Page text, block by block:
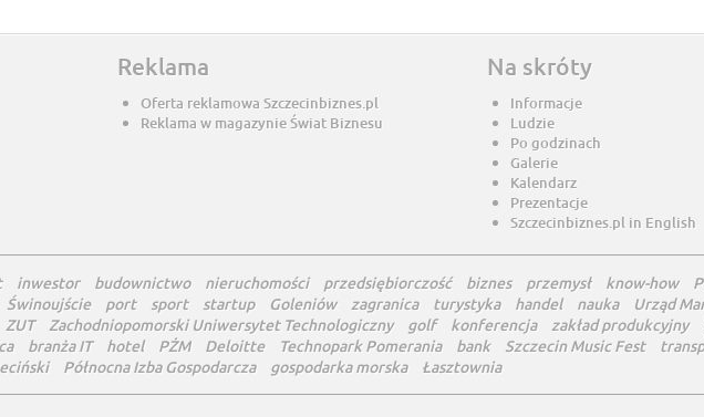
Reklama
Oferta reklamowa Szczecinbiznes.pl
Reklama w magazynie Świat Biznesu
Na skróty
Informacje
Ludzie
Po godzinach
Galerie
Kalendarz
Prezentacje
Szczecinbiznes.pl in English
inwestor budownictwo nieruchomości przedsiębiorczość biznes przemysł know-how
Świnoujście port sport startup Goleniów zagranica turystyka handel nauka
Urząd
ZUT Zachodniopomorski Uniwersytet Technologiczny golf konferencja zakład produkcyjny
branża IT hotel PŻM Deloitte Technopark Pomerania bank Szczecin Music Fest
Północna Izba Gospodarcza gospodarka morska Łasztownia